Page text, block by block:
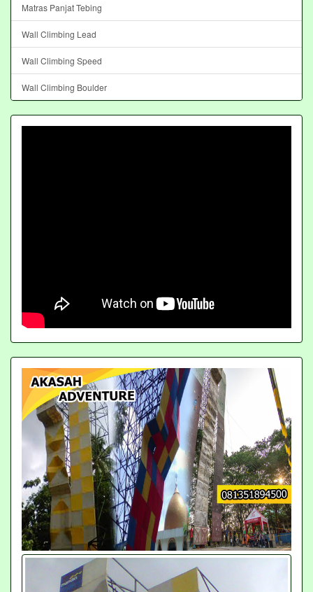
Matras Panjat Tebing
Wall Climbing Lead
Wall Climbing Speed
Wall Climbing Boulder